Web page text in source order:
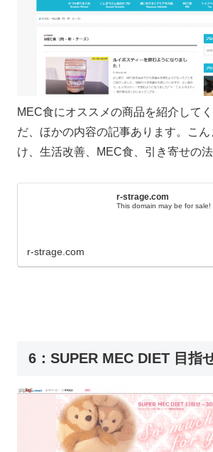
MEC食にオススメの商品を紹介して
だ、ほかの内容の記事あります。こ
け、生活改善、MEC食、引き寄せの法
r-strage.com
This domain may be for sale!
r-strage.com
6：SUPER MEC DIET 目指